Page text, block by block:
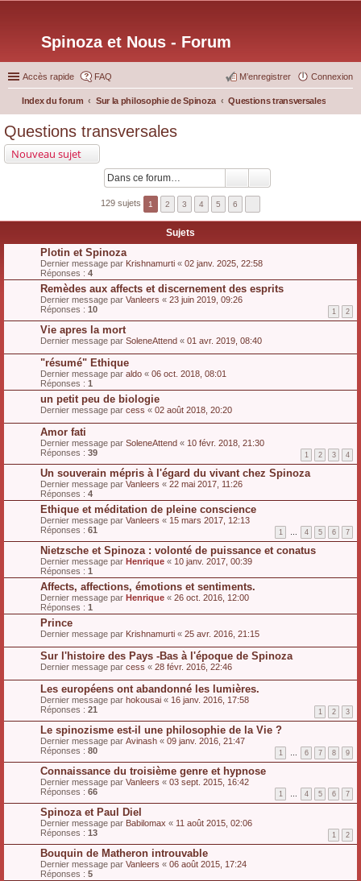
Spinoza et Nous - Forum
Accès rapide FAQ Connexion
M’enregistrer
Index du forum Sur la philosophie de Spinoza
Questions transversales
Questions transversales
Nouveau sujet
129 sujets 1 2 3 4 5 6
Sujets
Plotin et Spinoza
Dernier message par Krishnamurti « 02 janv. 2025, 22:58
Réponses : 4
Remèdes aux affects et discernement des esprits
Dernier message par Vanleers « 23 juin 2019, 09:26
Réponses : 10 1 2
Vie apres la mort
Dernier message par SoleneAttend « 01 avr. 2019, 08:40
"résumé" Ethique
Dernier message par aldo « 06 oct. 2018, 08:01
Réponses : 1
un petit peu de biologie
Dernier message par cess « 02 août 2018, 20:20
Amor fati
Dernier message par SoleneAttend « 10 févr. 2018, 21:30
Réponses : 39 1 2 3 4
Un souverain mépris à l'égard du vivant chez Spinoza
Dernier message par Vanleers « 22 mai 2017, 11:26
Réponses : 4
Ethique et méditation de pleine conscience
Dernier message par Vanleers « 15 mars 2017, 12:13
Réponses : 61 1 … 4 5 6 7
Nietzsche et Spinoza : volonté de puissance et conatus
Dernier message par Henrique « 10 janv. 2017, 00:39
Réponses : 1
Affects, affections, émotions et sentiments.
Dernier message par Henrique « 26 oct. 2016, 12:00
Réponses : 1
Prince
Dernier message par Krishnamurti « 25 avr. 2016, 21:15
Sur l'histoire des Pays -Bas à l'époque de Spinoza
Dernier message par cess « 28 févr. 2016, 22:46
Les européens ont abandonné les lumières.
Dernier message par hokousai « 16 janv. 2016, 17:58
Réponses : 21 1 2 3
Le spinozisme est-il une philosophie de la Vie ?
Dernier message par Avinash « 09 janv. 2016, 21:47
Réponses : 80 1 … 6 7 8 9
Connaissance du troisième genre et hypnose
Dernier message par Vanleers « 03 sept. 2015, 16:42
Réponses : 66 1 … 4 5 6 7
Spinoza et Paul Diel
Dernier message par Babilomax « 11 août 2015, 02:06
Réponses : 13 1 2
Bouquin de Matheron introuvable
Dernier message par Vanleers « 06 août 2015, 17:24
Réponses : 5